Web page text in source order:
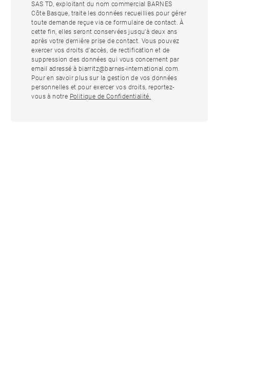
SAS TD, exploitant du nom commercial BARNES
Côte Basque, traite les données recueillies pour gérer
toute demande reçue via ce formulaire de contact. À
cette fin, elles seront conservées jusqu’à deux ans
après votre dernière prise de contact. Vous pouvez
exercer vos droits d'accès, de rectification et de
suppression des données qui vous concernent par
email adressé à biarritz@barnes-international.com.
Pour en savoir plus sur la gestion de vos données
personnelles et pour exercer vos droits, reportez-
vous à notre Politique de Confidentialité.